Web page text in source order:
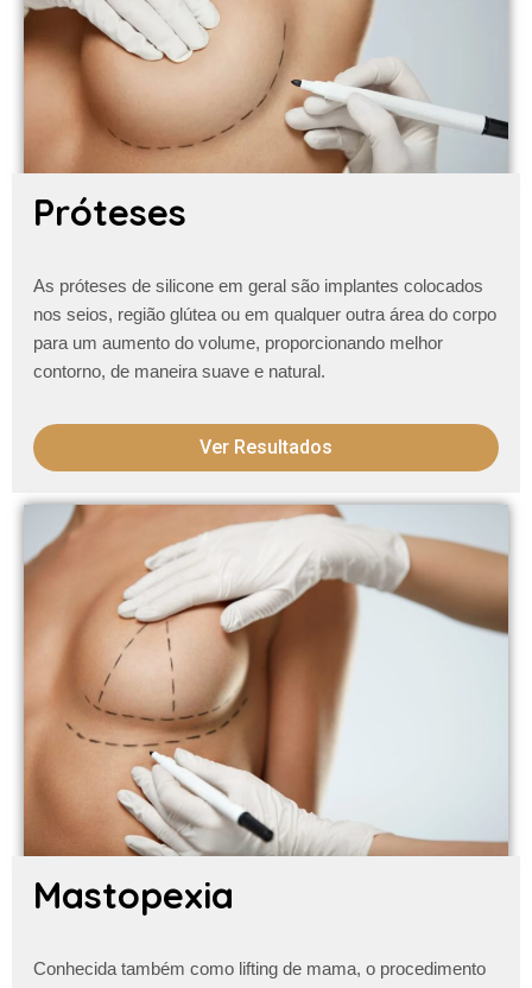
Próteses
As próteses de silicone em geral são implantes colocados
nos seios, região glútea ou em qualquer outra área do corpo
para um aumento do volume, proporcionando melhor
contorno, de maneira suave e natural.
Ver Resultados
Mastopexia
Conhecida também como lifting de mama, o procedimento